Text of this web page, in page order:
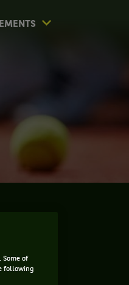
Some of
following